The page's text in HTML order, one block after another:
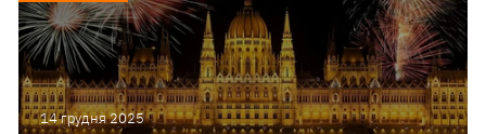
14 грудня 2025